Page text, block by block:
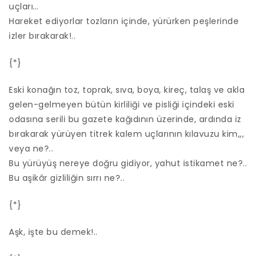
uçları…
Hareket ediyorlar tozların içinde, yürürken peşlerinde
izler bırakarak!..
{*}
Eski konağın toz, toprak, sıva, boya, kireç, talaş ve akla
gelen-gelmeyen bütün kirliliği ve pisliği içindeki eski
odasına serili bu gazete kağıdının üzerinde, ardında iz
bırakarak yürüyen titrek kalem uçlarının kılavuzu kim,,,
veya ne?..
Bu yürüyüş nereye doğru gidiyor, yahut istikamet ne?..
Bu aşikâr gizliliğin sırrı ne?..
{*}
Aşk, işte bu demek!..